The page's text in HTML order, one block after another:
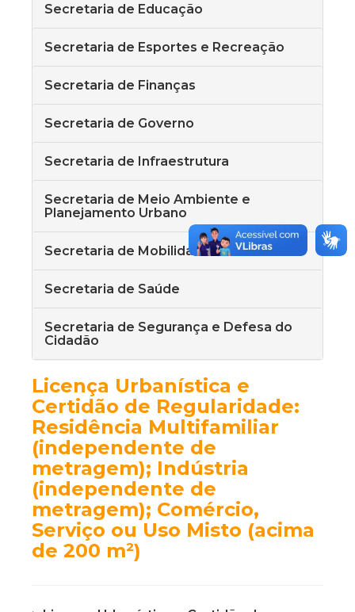
Secretaria de Educação
Secretaria de Esportes e Recreação
Secretaria de Finanças
Secretaria de Governo
Secretaria de Infraestrutura
Secretaria de Meio Ambiente e
Planejamento Urbano
Secretaria de Mobilidade Urbana
Secretaria de Saúde
Secretaria de Segurança e Defesa do
Cidadão
Licença Urbanística e
Certidão de Regularidade:
Residência Multifamiliar
(independente de
metragem); Indústria
(independente de
metragem); Comércio,
Serviço ou Uso Misto (acima
de 200 m²)